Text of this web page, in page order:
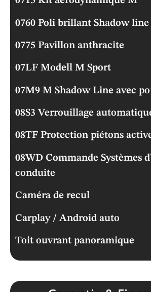
0760 Poli brillant Shadow line
0775 Pavillon anthracite
07LF Modell M Sport
07M9 M Shadow Line avec
08S3 Verrouillage
08TF Protection piétons
08WD Commande Systèmes
conduite
Caméra de recul
Carplay / Android auto
Toit ouvrant panoramique